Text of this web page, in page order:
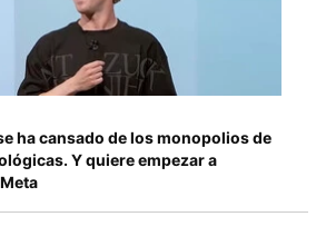
ha cansado de los monopolios de
Y quiere empezar a